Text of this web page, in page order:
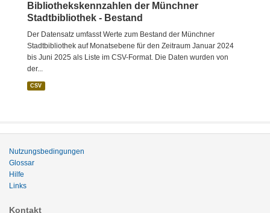
Bibliothekskennzahlen der Münchner
Stadtbibliothek - Bestand
Der Datensatz umfasst Werte zum Bestand der Münchner
Stadtbibliothek auf Monatsebene für den Zeitraum Januar 2024
bis Juni 2025 als Liste im CSV-Format. Die Daten wurden von
der...
CSV
Nutzungsbedingungen
Glossar
Hilfe
Links
Kontakt